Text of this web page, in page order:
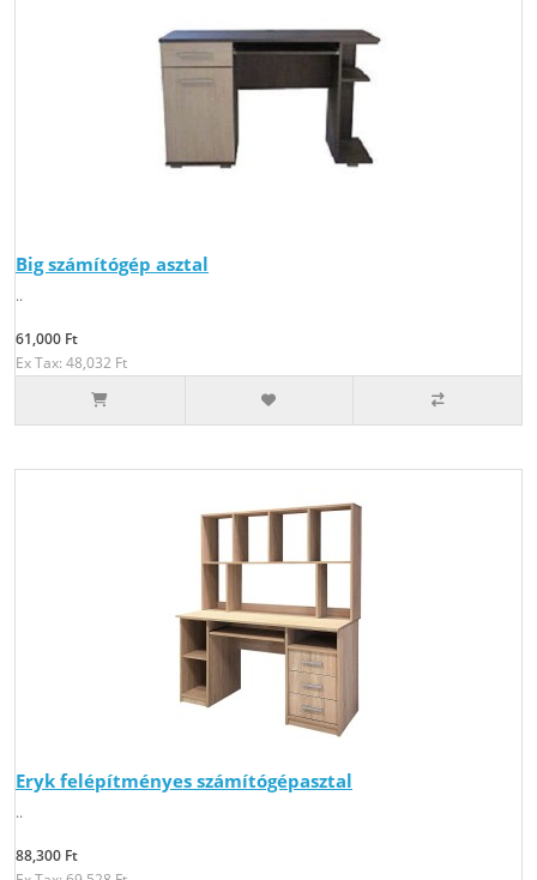
Big számítógép asztal
..
61,000 Ft
Ex Tax: 48,032 Ft
Eryk felépítményes számítógépasztal
..
88,300 Ft